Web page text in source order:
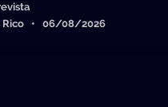
Rico • 06/08/2026